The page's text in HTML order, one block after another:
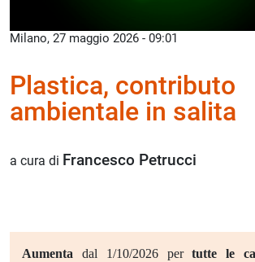
Milano, 27 maggio 2026 - 09:01
Plastica, contributo
ambientale in salita
a cura di Francesco Petrucci
Aumenta dal 1/10/2026 pertutte le